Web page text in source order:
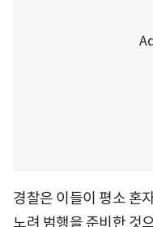
경찰은 이들이 평소 혼
노려 범행을 준비한 것